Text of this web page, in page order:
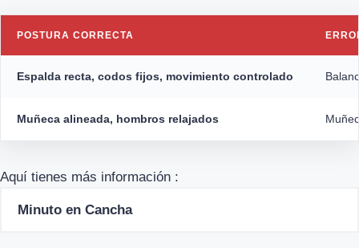
POSTURA CORRECTA
Espalda recta, codos fijos, movimiento controlado
Muñeca alineada, hombros relajados
Aquí tienes más información :
Minuto en Cancha